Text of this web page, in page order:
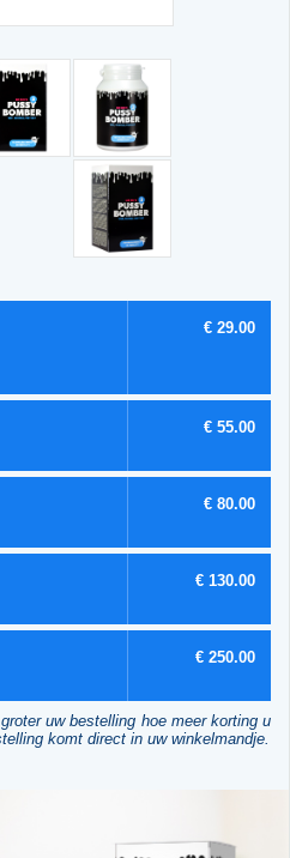
€ 29.00
€ 55.00
€ 80.00
€ 130.00
€ 250.00
uw bestelling hoe meer korting u
komt direct in uw winkelmandje.